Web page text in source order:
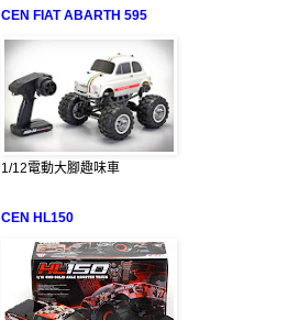
CEN FIAT ABARTH 595
1/12電動大腳趣味車
CEN HL150